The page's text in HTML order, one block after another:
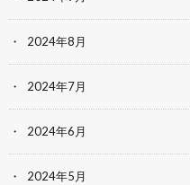
2024年8月
2024年7月
2024年6月
2024年5月